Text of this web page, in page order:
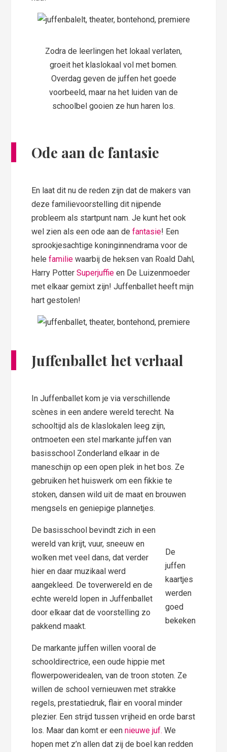
Zodra de leerlingen het lokaal verlaten,
groeit het klaslokaal vol met bomen.
Overdag geven de juffen het goede
voorbeeld, maar na het luiden van de
schoolbel gooien ze hun haren los.
Ode aan de fantasie
En laat dit nu de reden zijn dat de makers van
deze familievoorstelling dit nijpende
probleem als startpunt nam. Je kunt het ook
wel zien als een ode aan defantasie! Een
sprookjesachtige koninginnendrama voor de
helefamilie waarbij de heksen van Roald Dahl,
Harry PotterSuperjuffie en De Luizenmoeder
met elkaar gemixt zijn! Juffenballet heeft mijn
hart gestolen!
Juffenballet het verhaal
In Juffenballet kom je via verschillende
scènes in een andere wereld terecht. Na
schooltijd als de klaslokalen leeg zijn,
ontmoeten een stel markante juffen van
basisschool Zonderland elkaar in de
maneschijn op een open plek in het bos. Ze
gebruiken het huiswerk om een fikkie te
stoken, dansen wild uit de maat en brouwen
mengsels en geniepige plannetjes.
De
juffen
kaartjes
werden
goed
bekeken
De basisschool bevindt zich in een
wereld van krijt, vuur, sneeuw en
wolken met veel dans, dat verder
hier en daar muzikaal werd
aangekleed. De toverwereld en de
echte wereld lopen in Juffenballet
door elkaar dat de voorstelling zo
pakkend maakt.
De markante juffen willen vooral de
schooldirectrice, een oude hippie met
flowerpoweridealen, van de troon stoten. Ze
willen de school vernieuwen met strakke
regels, prestatiedruk, flair en vooral minder
plezier. Een strijd tussen vrijheid en orde barst
los. Maar dan komt er eennieuwe juf. We
hopen met z’n allen dat zij de boel kan redden